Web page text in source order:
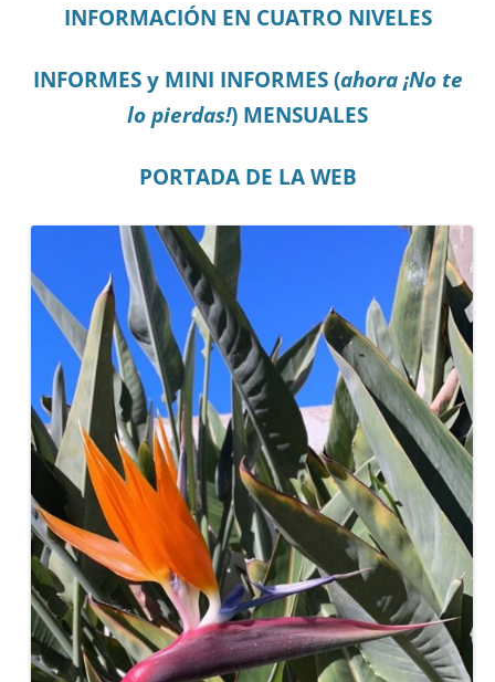
INFORMACIÓN EN CUATRO NIVELES
INFORMES y MINI INFORMES (ahora ¡No te
lo pierdas!) MENSUALES
PORTADA DE LA WEB